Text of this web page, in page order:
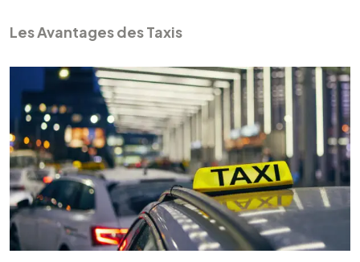
Les Avantages des Taxis